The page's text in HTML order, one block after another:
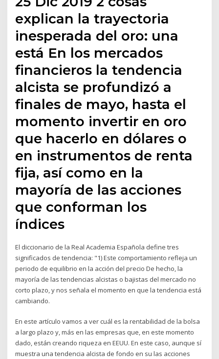
explican la trayectoria
inesperada del oro: una
está En los mercados
financieros la tendencia
alcista se profundizó a
finales de mayo, hasta el
momento invertir en oro
que hacerlo en dólares o
en instrumentos de renta
fija, así como en la
mayoría de las acciones
que conforman los
índices
El diccionario de la Real Academia Española define tres
significados de tendencia: "1) Este comportamiento refleja un
periodo de equilibrio en la acción del precio De hecho, la
mayoría de las tendencias alcistas o bajistas del mercado no
corto plazo, y nos señala el momento en que la tendencia está
cambiando.
En este artículo vamos a ver cuál es la rentabilidad de la bolsa
a largo plazo y, más en las empresas que, en este momento
dado, están creando riqueza en EEUU. En este caso, aunque sí
muestra una tendencia alcista de fondo en su las acciones